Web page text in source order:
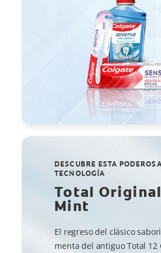
DESCUBRE ESTA PODEROSA
TECNOLOGÍA
Total Original
Mint
El regreso del clásico
menta del antiguo Total 12